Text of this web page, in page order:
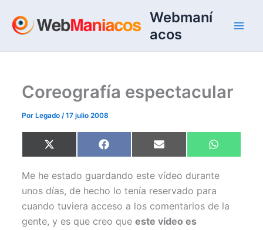
contenido
Webmaní
acos
Coreografía espectacular
Por Legado/17 julio 2008
Compartir
en
X
(
w
i
t
t
e
)
Compartir
en
F
a
e
b
o
o
k
Compartir
en
E
m
i
l
Compartir
en
W
h
t
s
p
Me he estado guardando este vídeo durante
unos días, de hecho lo tenía reservado para
cuando tuviera acceso a los comentarios de la
gente, y es que creo queeste vídeo es